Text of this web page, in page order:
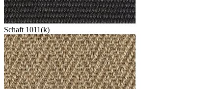
Schaft 1011(k)